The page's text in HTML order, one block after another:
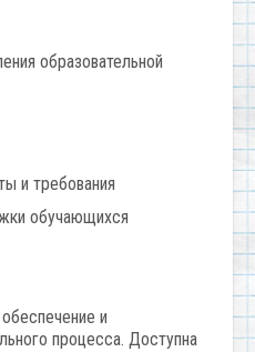
образовательной
и требования
обучающихся
и
процесса. Доступна